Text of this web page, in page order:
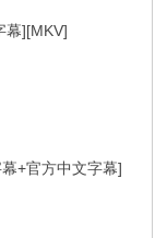
幕][MKV]
+官方中文字幕]